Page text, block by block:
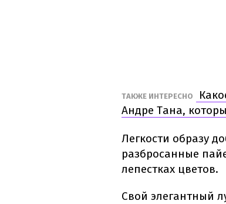
ТАКЖЕ ИНТЕРЕСНО
Андре Тана,
Легкости образу
разбросанные
лепестках цветов.
Свой элегантный